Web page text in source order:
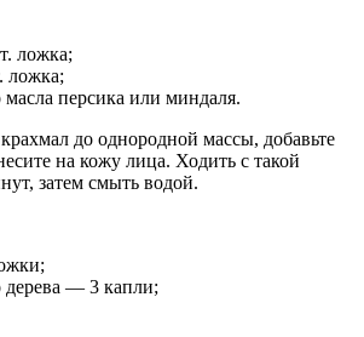
ложка;
ложка;
персика или миндаля.
до однородной массы, добавьте
на кожу лица. Ходить с такой
затем смыть водой.
дерева — 3 капли;